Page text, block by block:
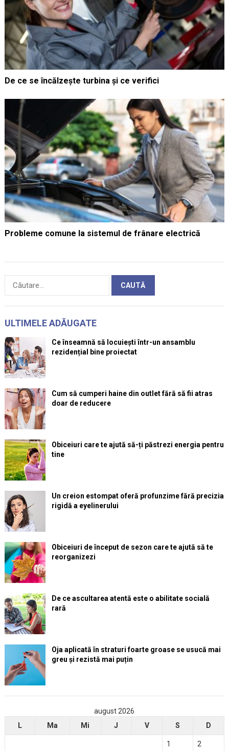
De ce se încălzește turbina și ce verifici
Probleme comune la sistemul de frânare electrică
Caută
ULTIMELE ADĂUGATE
Ce înseamnă să locuiești într-un ansamblu
rezidențial bine proiectat
Cum să cumperi haine din outlet fără să fii atras
doar de reducere
Obiceiuri care te ajută să-ți păstrezi energia pentru
tine
Un creion estompat oferă profunzime fără precizia
rigidă a eyelinerului
Obiceiuri de început de sezon care te ajută să te
reorganizezi
De ce ascultarea atentă este o abilitate socială
rară
Oja aplicată în straturi foarte groase se usucă mai
greu și rezistă mai puțin
august 2026
L
Ma Mi J V S D
1 2